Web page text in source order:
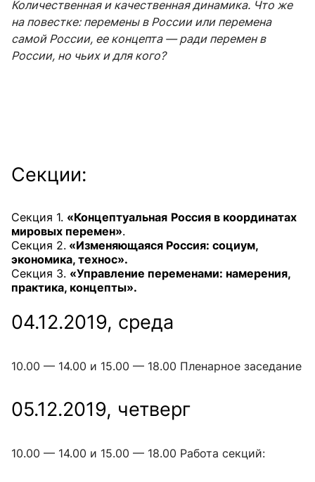
Количественная и качественная динамика. Что же
на повестке: перемены в России или перемена
самой России, ее концепта — ради перемен в
России, но чьих и для кого?
Секции:
Секция 1. «Концептуальная Россия в координатах
мировых перемен».
Секция 2. «Изменяющаяся Россия: социум,
экономика, технос».
Секция 3. «Управление переменами: намерения,
практика, концепты».
04.12.2019, среда
10.00 — 14.00 и 15.00 — 18.00 Пленарное заседание
05.12.2019, четверг
10.00 — 14.00 и 15.00 — 18.00 Работа секций: